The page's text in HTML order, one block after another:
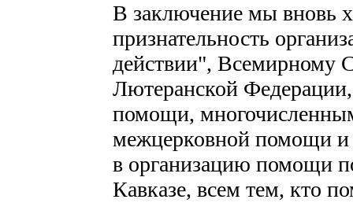
В заключение мы вновь
признательность
действии", Всемирному
Лютеранской
помощи,
межцерковной помощи и
в организацию помощи
Кавказе, всем тем, кто